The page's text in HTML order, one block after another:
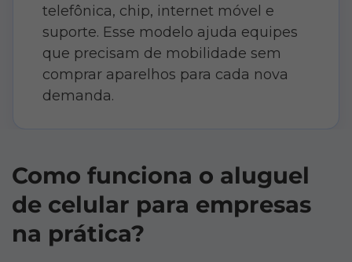
telefônica, chip, internet móvel e
suporte. Esse modelo ajuda equipes
que precisam de mobilidade sem
comprar aparelhos para cada nova
demanda.
Como funciona o aluguel
de celular para empresas
na prática?